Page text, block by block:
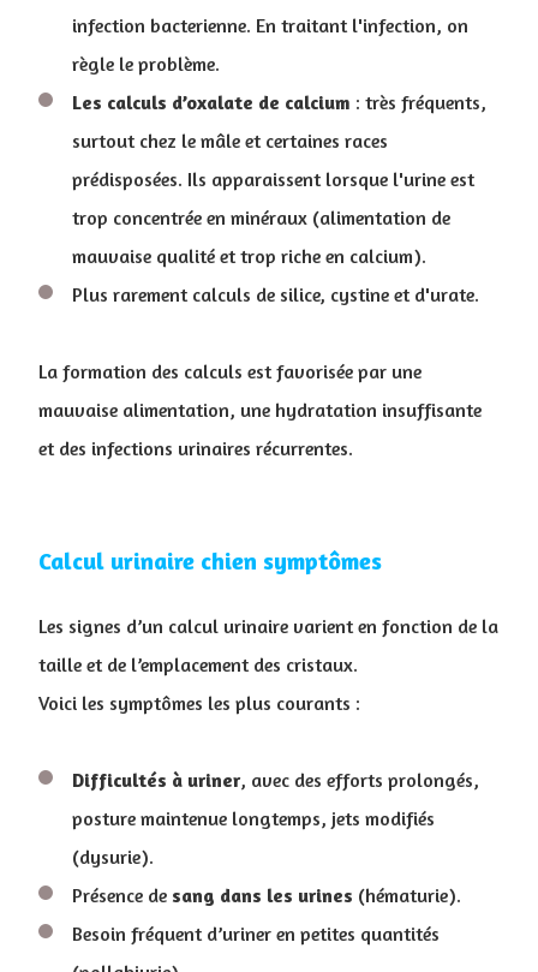
infection bacterienne. En traitant l'infection, on
règle le problème.
Les calculs d’oxalate de calcium : très fréquents,
surtout chez le mâle et certaines races
prédisposées. Ils apparaissent lorsque l'urine est
trop concentrée en minéraux (alimentation de
mauvaise qualité et trop riche en calcium).
Plus rarement calculs de silice, cystine et d'urate.
La formation des calculs est favorisée par une
mauvaise alimentation, une hydratation insuffisante
et des infections urinaires récurrentes.
Calcul urinaire chien symptômes
Les signes d’un calcul urinaire varient en fonction de la
taille et de l’emplacement des cristaux.
Voici les symptômes les plus courants :
Difficultés à uriner, avec des efforts prolongés,
posture maintenue longtemps, jets modifiés
(dysurie).
Présence de sang dans les urines (hématurie).
Besoin fréquent d’uriner en petites quantités